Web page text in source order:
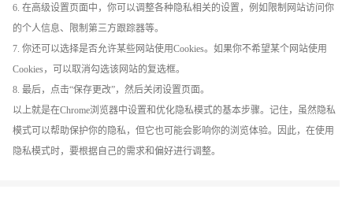
6. 在高级设置页面中，你可以调整各种隐私相关的设置，例如限制网站访问你
的个人信息、限制第三方跟踪器等。
7. 你还可以选择是否允许某些网站使用Cookies。如果你不希望某个网站使用
Cookies，可以取消勾选该网站的复选框。
8. 最后，点击“保存更改”，然后关闭设置页面。
以上就是在Chrome浏览器中设置和优化隐私模式的基本步骤。记住，虽然隐私
模式可以帮助保护你的隐私，但它也可能会影响你的浏览体验。因此，在使用
隐私模式时，要根据自己的需求和偏好进行调整。